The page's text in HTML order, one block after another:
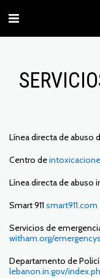
Línea directa de abuso
Centro de
Línea directa de abuso
Smart 911 smart911.com
Servicios de
witham.org/
Departamento de
lebanon.in.gov/